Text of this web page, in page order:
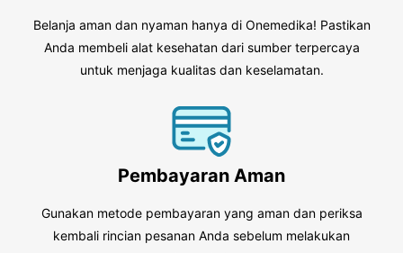
Belanja aman dan nyaman hanya di Onemedika! Pastikan
Anda membeli alat kesehatan dari sumber terpercaya
untuk menjaga kualitas dan keselamatan.
Pembayaran Aman
Gunakan metode pembayaran yang aman dan periksa
kembali rincian pesanan Anda sebelum melakukan